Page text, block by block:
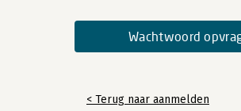
< Terug naar aanmelden